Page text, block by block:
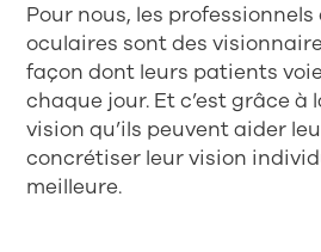
Pour nous, les professionnels
oculaires sont des
façon dont leurs patients
chaque jour. Et c’est grâce à
vision qu’ils peuvent aider
concrétiser leur vision
meilleure.